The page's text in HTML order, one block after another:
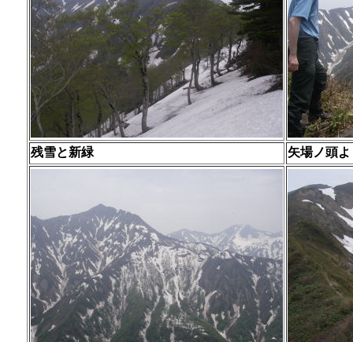
残雪と新緑 矢場ノ頭よ